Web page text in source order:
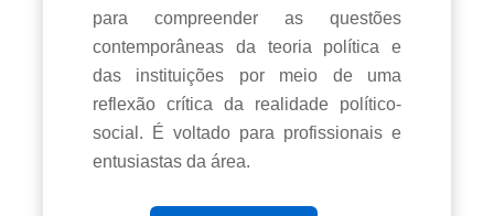
para compreender as questões
contemporâneas da teoria política e
das instituições por meio de uma
reflexão crítica da realidade político-
social. É voltado para profissionais e
entusiastas da área.